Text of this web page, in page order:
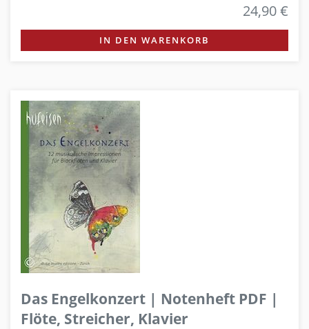
24,90 €
IN DEN WARENKORB
Das Engelkonzert | Notenheft PDF |
Flöte, Streicher, Klavier